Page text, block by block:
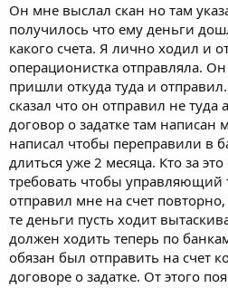
Он мне выслал скан но там
получилось что ему деньги
какого счета. Я лично ходил и
операционистка отправляла.
пришли откуда туда и
сказал что он отправил не
договор о задатке там написан
написал чтобы переправили в
длиться уже 2 месяца. Кто за
требовать чтобы управляющий
отправил мне на счет
те деньги пусть ходит
должен ходить теперь по
обязан был отправить на счет
договоре о задатке. От этого